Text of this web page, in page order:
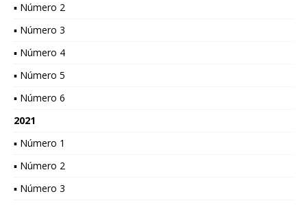
▪ Número 2
▪ Número 3
▪ Número 4
▪ Número 5
▪ Número 6
2021
▪ Número 1
▪ Número 2
▪ Número 3